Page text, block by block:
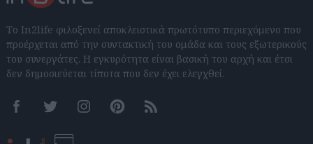
Το In2life φιλοξενεί αποκλειστικά πρωτότυπο περιεχόμενο που
προέρχεται από την συντακτική του ομάδα και τους εξωτερικούς
του συνεργάτες. Η εγκυρότητα είναι βασική του αρχή και έτσι
δεν δημοσιεύεται τίποτα που δεν έχει ελεγχθεί.
FacebookTwitter InstagramPinterestRSS feeds